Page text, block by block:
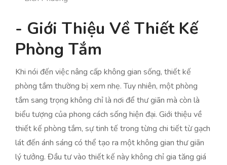
- Giới Thiệu Về Thiết Kế
Phòng Tắm
Khi nói đến việc nâng cấp không gian sống, thiết kế
phòng tắm thường bị xem nhẹ. Tuy nhiên, một phòng
tắm sang trọng không chỉ là nơi để thư giãn mà còn là
biểu tượng của phong cách sống hiện đại. Giới thiệu về
thiết kế phòng tắm, sự tinh tế trong từng chi tiết từ gạch
lát đến ánh sáng có thể tạo ra một không gian thư giãn
lý tưởng. Đầu tư vào thiết kế này không chỉ gia tăng giá